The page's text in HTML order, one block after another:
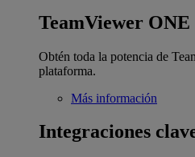
TeamViewer ONE
Obtén toda la potencia de
plataforma.
Más información
Integraciones